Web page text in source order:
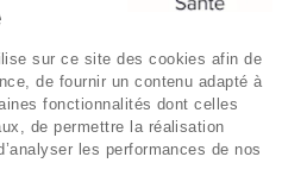
sur ce site des cookies afin de
de fournir un contenu adapté à
fonctionnalités dont celles
de permettre la réalisation
les performances de nos